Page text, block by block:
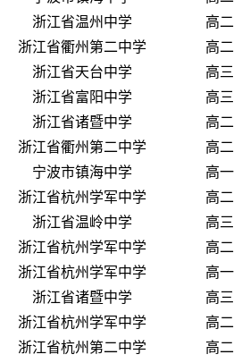
浙江省温州中学
高二
浙江省衢州第二中学
高二
浙江省天台中学
高三
浙江省富阳中学
高三
浙江省诸暨中学
高二
浙江省衢州第二中学
高二
宁波市镇海中学
高一
浙江省杭州学军中学
高二
浙江省温岭中学
高三
浙江省杭州学军中学
高二
浙江省杭州学军中学
高一
浙江省诸暨中学
高三
浙江省杭州学军中学
高二
浙江省杭州第二中学
高二